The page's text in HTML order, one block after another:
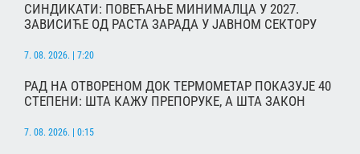
СИНДИКАТИ: ПОВЕЋАЊЕ МИНИМАЛЦА У 2027.
ЗАВИСИЋЕ ОД РАСТА ЗАРАДА У ЈАВНОМ СЕКТОРУ
7. 08. 2026. | 7:20
РАД НА ОТВОРЕНОМ ДОК ТЕРМОМЕТАР ПОКАЗУЈЕ 40
СТЕПЕНИ: ШТА КАЖУ ПРЕПОРУКЕ, А ШТА ЗАКОН
7. 08. 2026. | 0:15